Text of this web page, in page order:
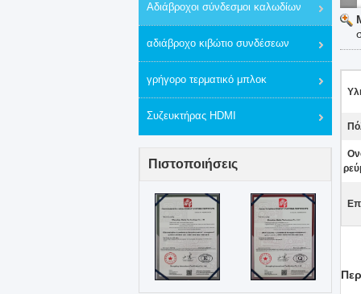
Αδιάβροχοι σύνδεσμοι καλωδίων
αδιάβροχο κιβώτιο συνδέσεων
γρήγορο τερματικό μπλοκ
Συζευκτήρας HDMI
Πιστοποιήσεις